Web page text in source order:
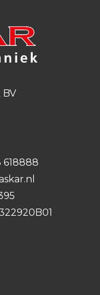
BV
618888